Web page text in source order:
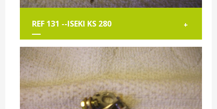
REF 131 --ISEKI KS 280 +